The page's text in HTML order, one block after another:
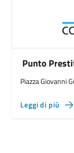
Punto
Piazza Giovanni
Leggi di più